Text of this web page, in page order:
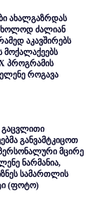
ახალგაზრდას
ძალიან
აკავშირებს
მოქალაქეებს
პროგრამის
როგავა
გაცვლითი
განვამტკიცოთ
მცირე
ნარმანია,
სამართლის
(ფოტო)